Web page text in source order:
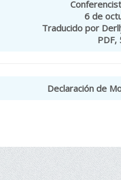
6 de
Traducido por
PDF,
Declaración de